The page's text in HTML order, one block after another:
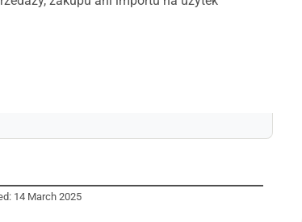
14 March 2025